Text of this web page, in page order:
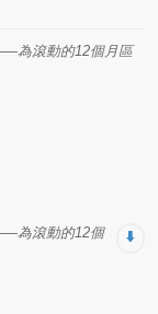
為滾動的12個月區
⬇️
為滾動的12個